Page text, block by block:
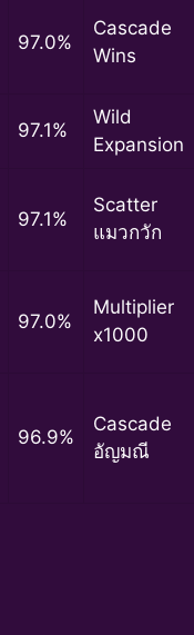
97.0%
Cascade
Wins
97.1%
Wild
Expansion
97.1%
Scatter
แมวกวัก
97.0%
Multiplier
x1000
96.9%
Cascade
อัญมณี